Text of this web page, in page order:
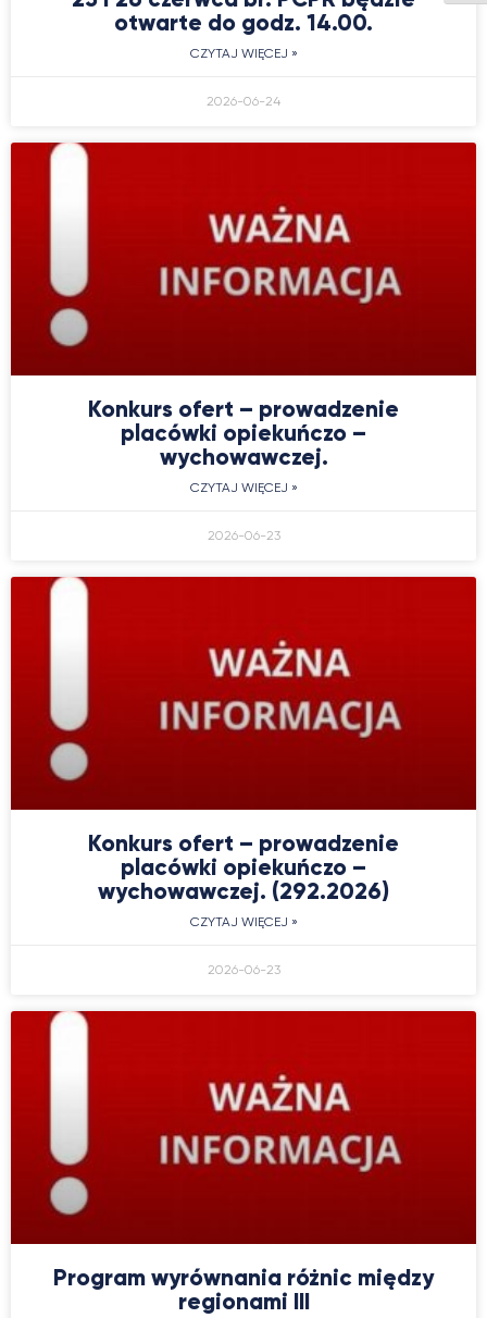
otwarte do godz. 14.00.
CZYTAJ WIĘCEJ »
2026-06-24
Konkurs ofert – prowadzenie
placówki opiekuńczo –
wychowawczej.
CZYTAJ WIĘCEJ »
2026-06-23
Konkurs ofert – prowadzenie
placówki opiekuńczo –
wychowawczej. (292.2026)
CZYTAJ WIĘCEJ »
2026-06-23
Program wyrównania różnic między
regionami III